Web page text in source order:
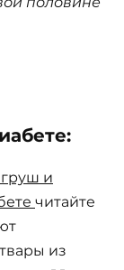
и
читайте
из